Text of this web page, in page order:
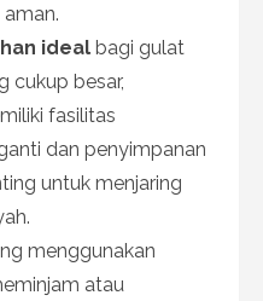
ideal bagi gulat
cukup besar,
fasilitas
dan penyimpanan
untuk menjaring
menggunakan
atau